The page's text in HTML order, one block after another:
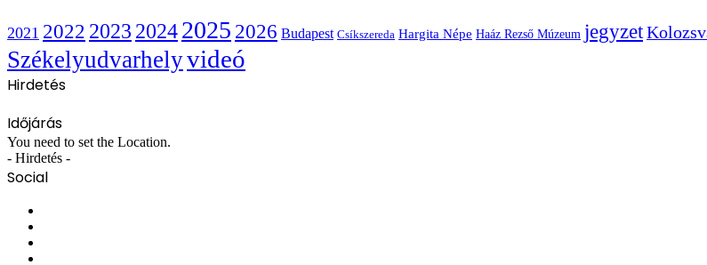
2021 2022 2023 20242025 2026 Budapest Csíkszereda Hargita Népe Haáz Rezső Múzeum jegyzet
Székelyudvarhelyvideó
Hirdetés
Időjárás
You need to set the Location.
- Hirdetés -
Social